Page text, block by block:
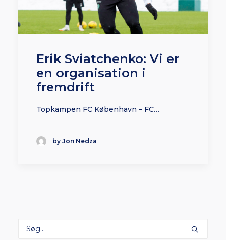
INSPIRATION
BORNHOLM
SUBSCRIBE
Erik Sviatchenko: Vi er
en organisation i
fremdrift
Topkampen FC København – FC…
by Jon Nedza